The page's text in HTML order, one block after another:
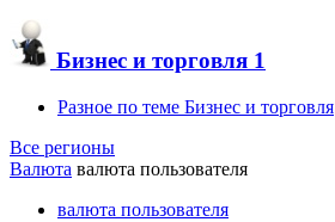
Бизнес и торговля 1
Разное по теме Бизнес и торговля
Все регионы
Валюта валюта пользователя
валюта пользователя